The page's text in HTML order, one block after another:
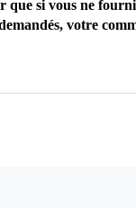
votre